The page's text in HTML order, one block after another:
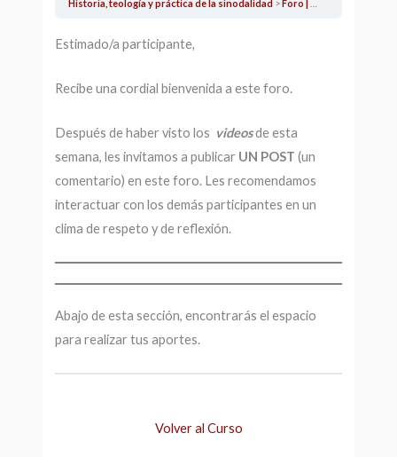
Historia, teología y práctica de la sinodalidad Foro | Semana 2 | Teología (eclesiología) de la sinodalidad
Estimado/a participante,
Recibe una cordial bienvenida a este foro.
Después de haber visto los videosde esta
semana, les invitamos a publicar UN POST (un
comentario) en este foro. Les recomendamos
interactuar con los demás participantes en un
clima de respeto y de reflexión.
Abajo de esta sección, encontrarás el espacio
para realizar tus aportes.
Volver al Curso